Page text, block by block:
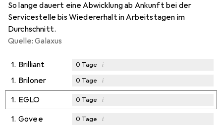
So lange dauert eine Abwicklung ab Ankunft bei der
Servicestelle bis Wiedererhalt in Arbeitstagen im
Durchschnitt.
Quelle: Galaxus
1. Brilliant 0 Tage i
1. Briloner 0 Tage i
1. EGLO 0 Tage i
1. Govee 0 Tage i